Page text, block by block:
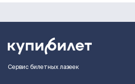
Сервис билетных лазеек